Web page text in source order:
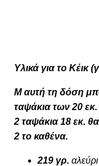
Υλικά για το Κέικ
Μ αυτή τη δόση
ταψάκια των 20
2 ταψάκια 18 εκ.
2 το καθένα.
219 γρ.